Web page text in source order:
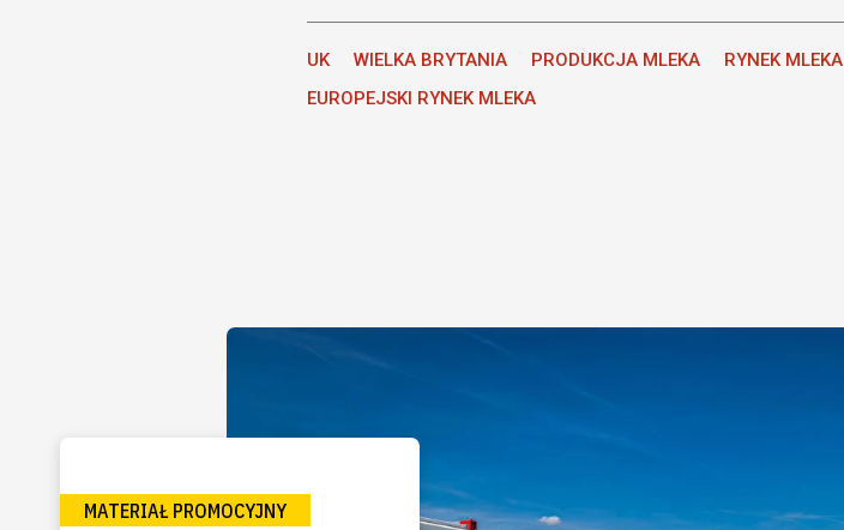
UK WIELKA BRYTANIA PRODUKCJA MLEKA
RYNEK MLEKA
EUROPEJSKI RYNEK MLEKA
MATERIAŁ PROMOCYJNY